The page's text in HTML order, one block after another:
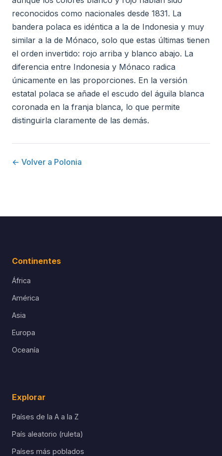
reconocidos como nacionales desde 1831. La
bandera polaca es idéntica a la de Indonesia y muy
similar a la de Mónaco, solo que estas últimas tienen
el orden invertido: rojo arriba y blanco abajo. La
diferencia entre Indonesia y Mónaco radica
únicamente en las proporciones. En la versión
estatal polaca se añade el escudo del águila blanca
coronada en la franja blanca, lo que permite
distinguirla claramente de las demás.
← Volver a Polonia
Continentes
África
América
Asia
Europa
Oceanía
Explorar
Países de la A a la Z
País aleatorio (ruleta)
Países más poblados